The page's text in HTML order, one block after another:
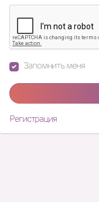
Запомнить меня
Регистрация